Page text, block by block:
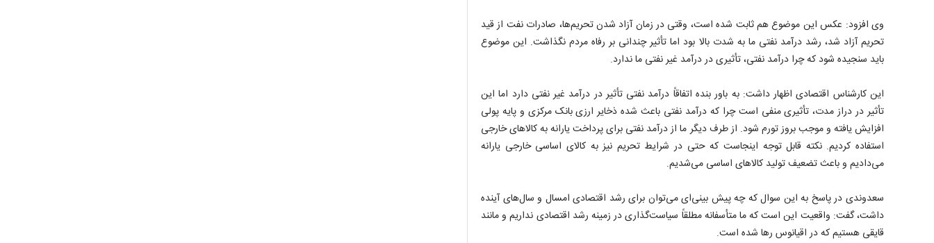
وی افزود: عکس این موضوع هم ثابت شده است، وقتی در زمان آزاد شدن تحریم‌ها، صادرات نفت از قید
تحریم آزاد شد، رشد درآمد نفتی ما به شدت بالا بود اما تأثیر چندانی بر رفاه مردم نگذاشت. این موضوع
باید سنجیده شود که چرا درآمد نفتی، تأثیری در درآمد غیر نفتی ما ندارد.
این کارشناس اقتصادی اظهار داشت: به باور بنده اتفاقاً درآمد نفتی تأثیر در درآمد غیر نفتی دارد اما این
تأثیر در دراز مدت، تأثیری منفی است چرا که درآمد نفتی باعث شده ذخایر ارزی بانک مرکزی و پایه پولی
افزایش یافته و موجب بروز تورم شود. از طرف دیگر ما از درآمد نفتی برای پرداخت یارانه به کالاهای خارجی
استفاده کردیم. نکته قابل توجه اینجاست که حتی در شرایط تحریم نیز به کالای اساسی خارجی یارانه
می‌دادیم و باعث تضعیف تولید کالاهای اساسی می‌شدیم.
سعدوندی در پاسخ به این سوال که چه پیش بینی‌ای می‌توان برای رشد اقتصادی امسال و سال‌های آینده
داشت، گفت: واقعیت این است که ما متأسفانه مطلقاً سیاست‌گذاری در زمینه رشد اقتصادی نداریم و مانند
قایقی هستیم که در اقیانوس رها شده است.